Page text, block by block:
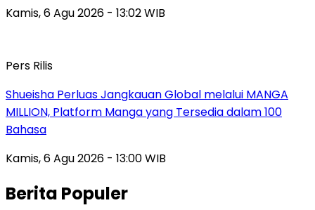
Kamis, 6 Agu 2026 - 13:02 WIB
Pers Rilis
Shueisha Perluas Jangkauan Global melalui MANGA
MILLION, Platform Manga yang Tersedia dalam 100
Bahasa
Kamis, 6 Agu 2026 - 13:00 WIB
Berita Populer